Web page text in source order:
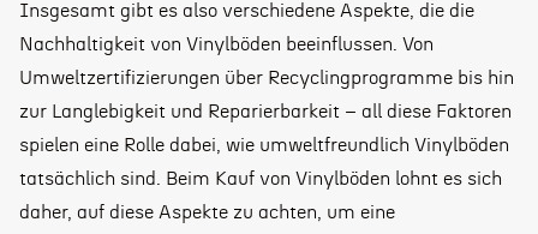
Insgesamt gibt es also verschiedene Aspekte, die die
Nachhaltigkeit von Vinylböden beeinflussen. Von
Umweltzertifizierungen über Recyclingprogramme bis hin
zur Langlebigkeit und Reparierbarkeit – all diese Faktoren
spielen eine Rolle dabei, wie umweltfreundlich Vinylböden
tatsächlich sind. Beim Kauf von Vinylböden lohnt es sich
daher, auf diese Aspekte zu achten, um eine